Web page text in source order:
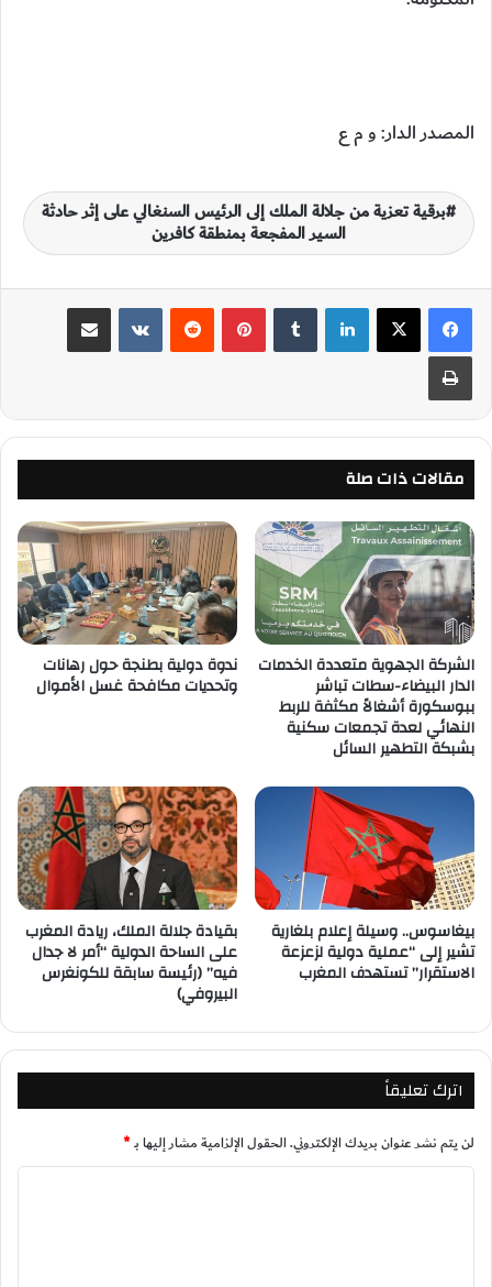
المصدر الدار: و م ع
برقية تعزية من جلالة الملك إلى الرئيس السنغالي على إثر حادثة
السير المفجعة بمنطقة كافرين
لينكدإن بينتيريست
مقالات ذات صلة
الشركة الجهوية متعددة الخدمات
الدار البيضاء-سطات تباشر
ببوسكورة أشغالاً مكثفة للربط
النهائي لعدة تجمعات سكنية
بشبكة التطهير السائل
ندوة دولية بطنجة حول رهانات
وتحديات مكافحة غسل الأموال
بيغاسوس.. وسيلة إعلام بلغارية
تشير إلى “عملية دولية لزعزعة
الاستقرار” تستهدف المغرب
بقيادة جلالة الملك، ريادة المغرب
على الساحة الدولية “أمر لا جدال
فيه” (رئيسة سابقة للكونغرس
البيروفي)
اترك تعليقاً
لن يتم نشر عنوان بريدك الإلكتروني.الحقول الإلزامية مشار إليها بـ*